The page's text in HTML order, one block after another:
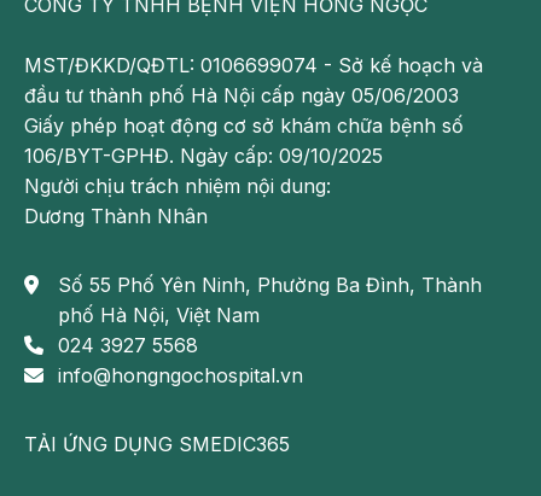
CÔNG TY TNHH BỆNH VIỆN HỒNG NGỌC
MST/ĐKKD/QĐTL: 0106699074 - Sở kế hoạch và
đầu tư thành phố Hà Nội cấp ngày 05/06/2003
Giấy phép hoạt động cơ sở khám chữa bệnh số
106/BYT-GPHĐ. Ngày cấp: 09/10/2025
Người chịu trách nhiệm nội dung:
Dương Thành Nhân
Số 55 Phố Yên Ninh, Phường Ba Đình, Thành
phố Hà Nội, Việt Nam
024 3927 5568
info@hongngochospital.vn
TẢI ỨNG DỤNG SMEDIC365